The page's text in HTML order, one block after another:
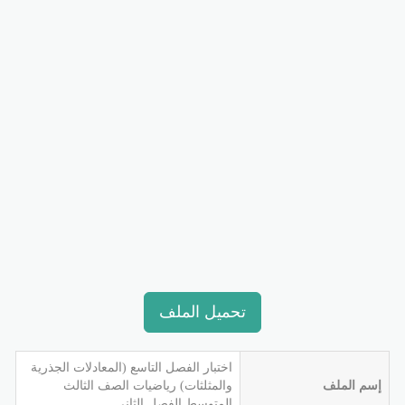
تحميل الملف
إسم الملف
اختبار الفصل التاسع (المعادلات الجذرية
والمثلثات) رياضيات الصف الثالث